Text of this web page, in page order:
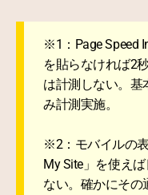
※1：Page Speed
を貼らなければ2
は計測しない。基
み計測実施。
※2：モバイルの
My Site」を使え
ない。確かにその